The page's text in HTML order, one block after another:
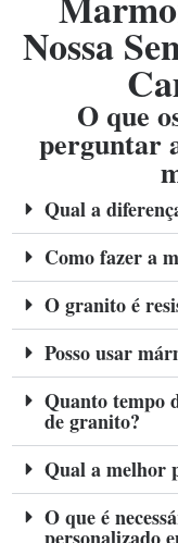
Nossa
O que
perguntar
Qual a
Como fazer a
O granito é
Posso usar
Quanto tempo
de granito?
Qual a melhor
O que é